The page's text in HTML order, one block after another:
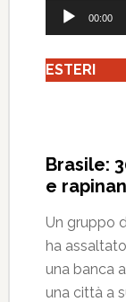
00:00
ESTERI
Brasile:
e
Un gruppo
ha
una banca
una città a